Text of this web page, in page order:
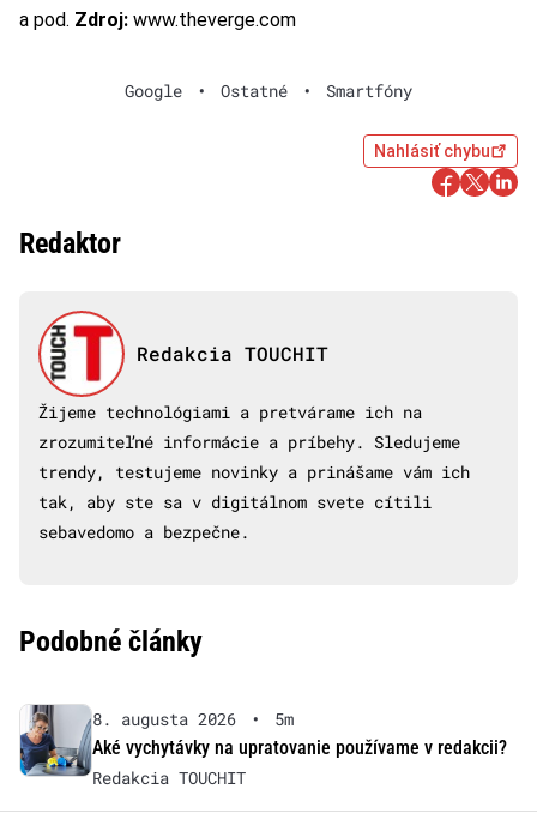
a pod. Zdroj: www.theverge.com
Google • Ostatné • Smartfóny
Nahlásiť chybu
Redaktor
Redakcia TOUCHIT
Žijeme technológiami a pretvárame ich na
zrozumiteľné informácie a príbehy. Sledujeme
trendy, testujeme novinky a prinášame vám ich
tak, aby ste sa v digitálnom svete cítili
sebavedomo a bezpečne.
Podobné články
8. augusta 2026 •
5m
Aké vychytávky na upratovanie používame v redakcii?
Redakcia TOUCHIT